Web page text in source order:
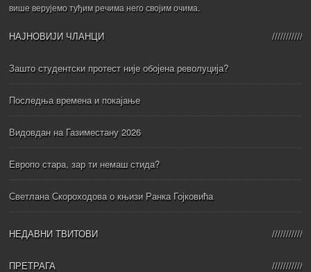
више верујемо туђим речима него својим очима.
НАЈНОВИЈИ ЧЛАНЦИ
Зашто студентски протест није обојена револуција?
Последња времена и покајање
Видовдан на Газиместану 2026
Европо стара, зар ти немаш стида?
Светлана Скороходова о књизи Ранка Гојковића
НЕДАВНИ ТВИТОВИ
ПРЕТРАГА